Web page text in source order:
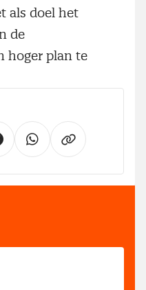
als doel het
de
hoger plan te